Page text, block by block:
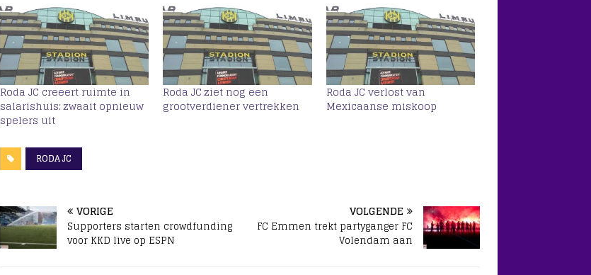
Roda JC creeert ruimte in
salarishuis: zwaait opnieuw
spelers uit
Roda JC ziet nog een
grootverdiener vertrekken
Roda JC verlost van
Mexicaanse miskoop
RODA JC
VORIGE
Supporters starten crowdfunding
voor KKD live op ESPN
VOLGENDE
FC Emmen trekt partyganger FC
Volendam aan